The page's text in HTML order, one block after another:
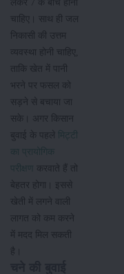
चाहिए। साथ ही जल
निकासी की उत्तम
व्यवस्था होनी चाहिए,
ताकि खेत में पानी
भरने पर फसल को
सड़ने से बचाया जा
सके। अगर किसान
बुवाई के पहले
मिट्टी
का प्रायोगिक
परीक्षण
करवाते हैं तो
बेहतर होगा। इससे
खेती में लगने वाली
लागत को कम करने
में मदद मिल सकती
है।